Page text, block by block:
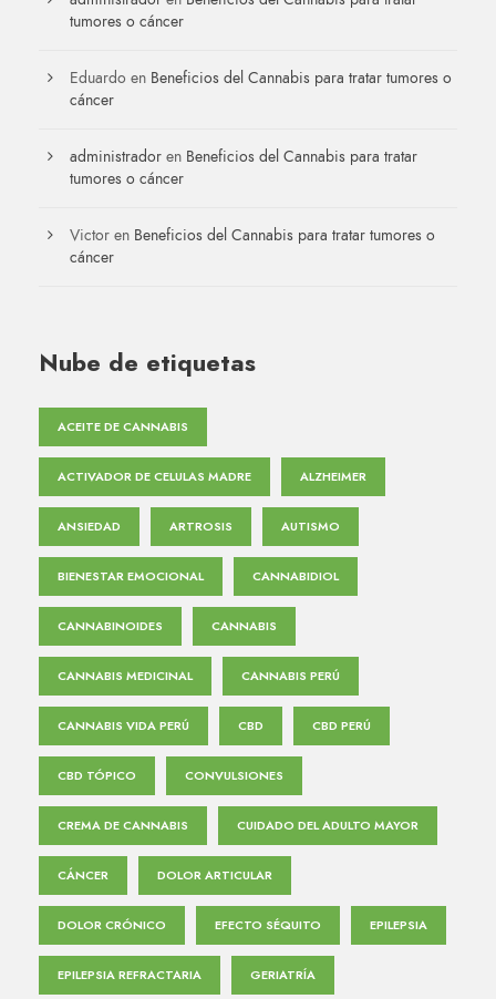
tumores o cáncer
Eduardo en Beneficios del Cannabis para tratar tumores o
cáncer
administrador en Beneficios del Cannabis para tratar
tumores o cáncer
Victor en Beneficios del Cannabis para tratar tumores o
cáncer
Nube de etiquetas
ACEITE DE CANNABIS
ACTIVADOR DE CELULAS MADRE ALZHEIMER
ANSIEDAD ARTROSIS AUTISMO
BIENESTAR EMOCIONAL CANNABIDIOL
CANNABINOIDES CANNABIS
CANNABIS MEDICINAL CANNABIS PERÚ
CANNABIS VIDA PERÚ CBD CBD PERÚ
CBD TÓPICO CONVULSIONES
CREMA DE CANNABIS CUIDADO DEL ADULTO MAYOR
CÁNCER DOLOR ARTICULAR
DOLOR CRÓNICO EFECTO SÉQUITO EPILEPSIA
EPILEPSIA REFRACTARIA GERIATRÍA